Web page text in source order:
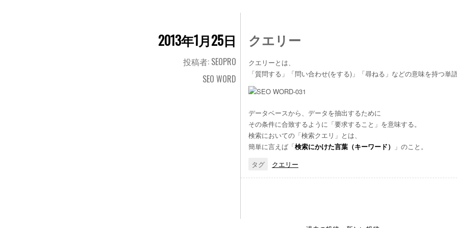
2013年1月25日
投稿者: SEOPRO
SEO WORD
クエリー
クエリーとは、
「質問する」「問い合わせ(をする)」「尋ねる」などの意味を持つ単
データベースから、データを抽出するために
その条件に合致するように「要求すること」を意味する。
検索においての「検索クエリ」とは、
簡単に言えば「検索にかけた言葉（キーワード）
」のこと。
タグ
クエリー